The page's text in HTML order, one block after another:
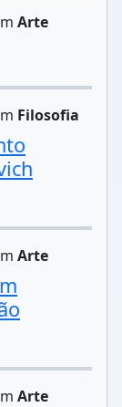
Arte
Filosofia
Arte
Arte